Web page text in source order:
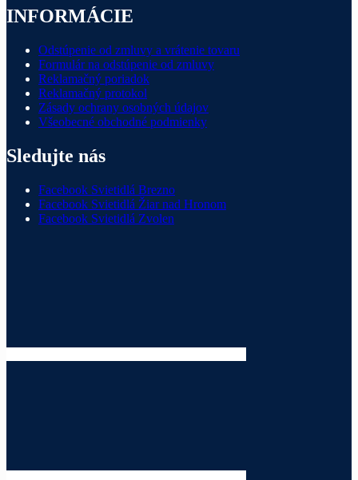
INFORMÁCIE
Odstúpenie od zmluvy a vrátenie tovaru
Formulár na odstúpenie od zmluvy
Reklamačný poriadok
Reklamačný protokol
Zásady ochrany osobných údajov
Všeobecné obchodné podmienky
Sledujte nás
Facebook Svietidlá Brezno
Facebook Svietidlá Žiar nad Hronom
Facebook Svietidlá Zvolen